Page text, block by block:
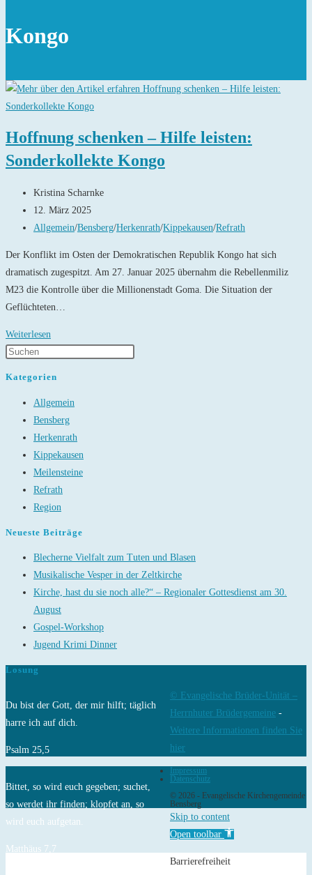
Kongo
Hoffnung schenken – Hilfe leisten:
Sonderkollekte Kongo
Beitrags-
Autor:
Kristina Scharnke
Beitrag
veröffentlicht:
12. März 2025
Beitrags-
Allgemein/Bensberg/Herkenrath/Kippekausen/Refrath
Der Konflikt im Osten der Demokratischen Republik Kongo hat sich
dramatisch zugespitzt. Am 27. Januar 2025 übernahm die Rebellenmiliz
M23 die Kontrolle über die Millionenstadt Goma. Die Situation der
Geflüchteten…
Weiterlesen
leisten:
Sonderkollekte
Kongo
Kategorien
Allgemein
Bensberg
Herkenrath
Kippekausen
Meilensteine
Refrath
Region
Neueste Beiträge
Blecherne Vielfalt zum Tuten und Blasen
Musikalische Vesper in der Zeltkirche
Kirche, hast du sie noch alle?“ – Regionaler Gottesdienst am 30.
August
Gospel-Workshop
Jugend Krimi Dinner
Losung
Du bist der Gott, der mir hilft; täglich
harre ich auf dich.
Psalm 25,5
Bittet, so wird euch gegeben; suchet,
so werdet ihr finden; klopfet an, so
wird euch aufgetan.
Matthäus 7,7
© Evangelische Brüder-Unität –
Herrnhuter Brüdergemeine -
Weitere Informationen finden Sie
hier
Impressum
Datenschutz
© 2026 - Evangelische Kirchengemeinde
Bensberg
Skip to content
Open toolbar
Barrierefreiheit